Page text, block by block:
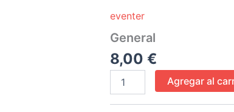
eventer
General
8,00 €
Agregar al